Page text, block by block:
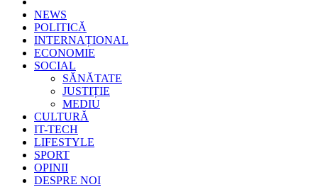
NEWS
POLITICĂ
INTERNAȚIONAL
ECONOMIE
SOCIAL
SĂNĂTATE
JUSTIȚIE
MEDIU
CULTURĂ
IT-TECH
LIFESTYLE
SPORT
OPINII
DESPRE NOI